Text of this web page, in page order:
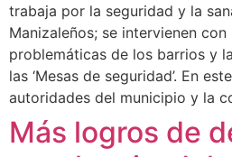
trabaja por la seguridad y la
Manizaleños; se intervienen
problemáticas de los barrios y
las ‘Mesas de seguridad’. En
autoridades del municipio y la
Más logros de